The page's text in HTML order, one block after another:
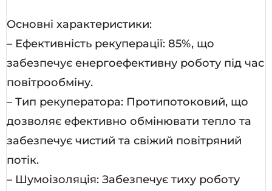
Основні характеристики:
– Ефективність рекуперації: 85%, що
забезпечує енергоефективну роботу під час
повітрообміну.
– Тип рекуператора: Протипотоковий, що
дозволяє ефективно обмінювати тепло та
забезпечує чистий та свіжий повітряний
потік.
– Шумоізоляція: Забезпечує тиху роботу